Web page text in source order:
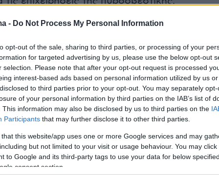
- Do Not Process My Personal Information
opt-out of the sale, sharing to third parties, or processing of your
for targeted advertising by us, please use the below opt-out
selection. Please note that after your opt-out request is processed
interest-based ads based on personal information utilized by us
to third parties prior to your opt-out. You may separately
of your personal information by third parties on the IAB’s list of
This information may also be disclosed by us to third parties on the
Participants that may further disclose it to other third parties.
that this website/app uses one or more Google services and may
but not limited to your visit or usage behaviour. You may
to Google and its third-party tags to use your data for below
consent section.
με την αναζωπύρωση που εκδηλώθηκε στην
τηςΛευκίμμηςκαι πήρε διαστάσεις
μέτωπο ο κ. Αρτοποιός είπε ότι «στην
στον Προβατώνα η φωτιά έχει πλέον μια πιο
το μέτωπο που απασχολεί τις δυνάμεις της
όπως ανέφερε ο κ. Αρτοποιός, είναι αυτό